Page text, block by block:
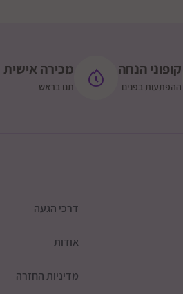
קופוני הנחה
ההפתעות בפנים
מכירה אישית
תנו בראש
דרכי הגעה
אודות
מדיניות החזרה